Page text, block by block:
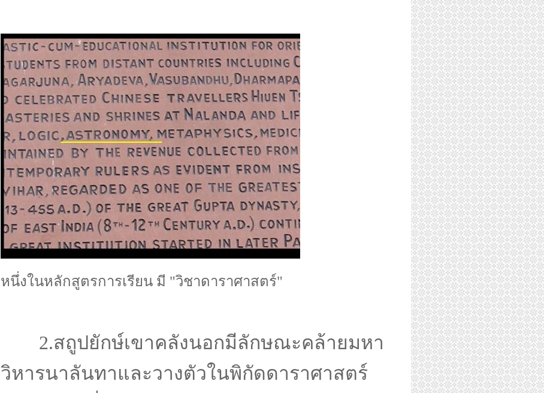
หนึ่งในหลักสูตรการเรียน มี "วิชาดาราศาสตร์"
2.สถูปยักษ์เขาคลังนอกมีลักษณะคล้ายมหา
วิหารนาลันทาและวางตัวในพิกัดดาราศาสตร์